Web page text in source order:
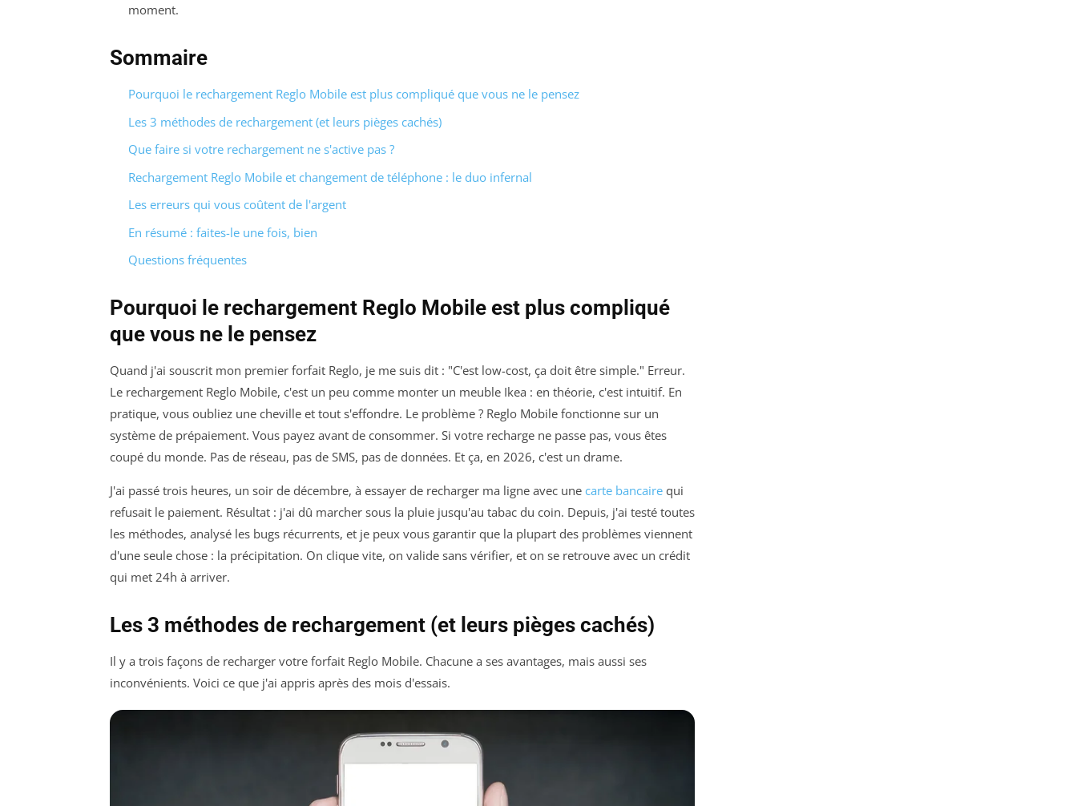
moment.
Sommaire
Pourquoi le rechargement Reglo Mobile est plus compliqué que vous ne le pensez
Les 3 méthodes de rechargement (et leurs pièges cachés)
Que faire si votre rechargement ne s'active pas ?
Rechargement Reglo Mobile et changement de téléphone : le duo infernal
Les erreurs qui vous coûtent de l'argent
En résumé : faites-le une fois, bien
Questions fréquentes
Pourquoi le rechargement Reglo Mobile est plus compliqué
que vous ne le pensez
Quand j'ai souscrit mon premier forfait Reglo, je me suis dit : "C'est low-cost, ça doit être simple." Erreur.
Le rechargement Reglo Mobile, c'est un peu comme monter un meuble Ikea : en théorie, c'est intuitif. En
pratique, vous oubliez une cheville et tout s'effondre. Le problème ? Reglo Mobile fonctionne sur un
système de prépaiement. Vous payez avant de consommer. Si votre recharge ne passe pas, vous êtes
coupé du monde. Pas de réseau, pas de SMS, pas de données. Et ça, en 2026, c'est un drame.
J'ai passé trois heures, un soir de décembre, à essayer de recharger ma ligne avec une carte bancaire qui
refusait le paiement. Résultat : j'ai dû marcher sous la pluie jusqu'au tabac du coin. Depuis, j'ai testé toutes
les méthodes, analysé les bugs récurrents, et je peux vous garantir que la plupart des problèmes viennent
d'une seule chose : la précipitation. On clique vite, on valide sans vérifier, et on se retrouve avec un crédit
qui met 24h à arriver.
Les 3 méthodes de rechargement (et leurs pièges cachés)
Il y a trois façons de recharger votre forfait Reglo Mobile. Chacune a ses avantages, mais aussi ses
inconvénients. Voici ce que j'ai appris après des mois d'essais.